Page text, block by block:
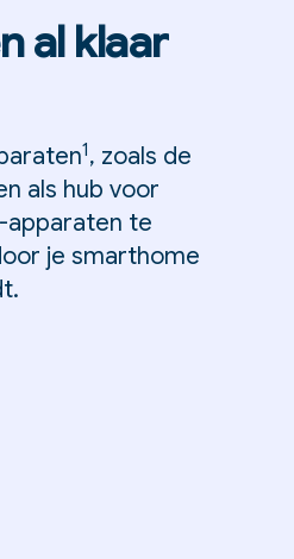
al klaar
1, zoals de
als hub voor
apparaten te
je smarthome